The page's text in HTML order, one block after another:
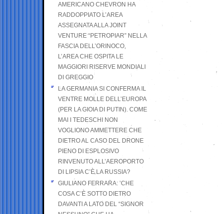
AMERICANO CHEVRON HA
RADDOPPIATO L’AREA
ASSEGNATA ALLA JOINT
VENTURE “PETROPIAR” NELLA
FASCIA DELL’ORINOCO,
L’AREA CHE OSPITA LE
MAGGIORI RISERVE MONDIALI
DI GREGGIO
LA GERMANIA SI CONFERMA IL
VENTRE MOLLE DELL’EUROPA
(PER LA GIOIA DI PUTIN). COME
MAI I TEDESCHI NON
VOGLIONO AMMETTERE CHE
DIETRO AL CASO DEL DRONE
PIENO DI ESPLOSIVO
RINVENUTO ALL’AEROPORTO
DI LIPSIA C’È LA RUSSIA?
GIULIANO FERRARA: ’CHE
COSA C’È SOTTO DIETRO
DAVANTI A LATO DEL “SIGNOR